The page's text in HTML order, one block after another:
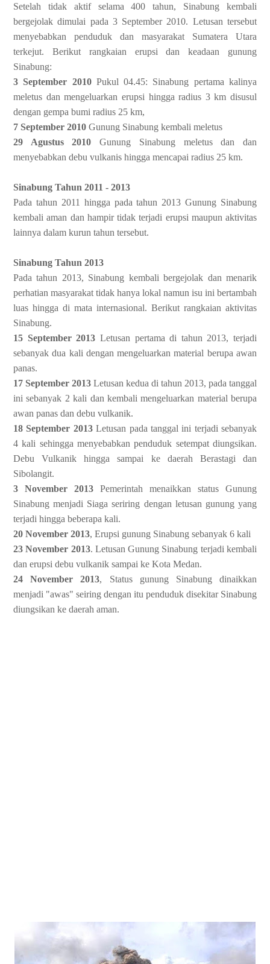
Setelah tidak aktif selama 400 tahun, Sinabung kembali
bergejolak dimulai pada 3 September 2010. Letusan tersebut
menyebabkan penduduk dan masyarakat Sumatera Utara
terkejut. Berikut rangkaian erupsi dan keadaan gunung
Sinabung:
3 September 2010Pukul 04.45: Sinabung pertama kalinya
meletus dan mengeluarkan erupsi hingga radius 3 km disusul
dengan gempa bumi radius 25 km,
7 September 2010 Gunung Sinabung kembali meletus
29 Agustus 2010Gunung Sinabung meletus dan dan
menyebabkan debu vulkanis hingga mencapai radius 25 km.
Sinabung Tahun 2011 - 2013
Pada tahun 2011 hingga pada tahun 2013 Gunung Sinabung
kembali aman dan hampir tidak terjadi erupsi maupun aktivitas
lainnya dalam kurun tahun tersebut.
Sinabung Tahun 2013
Pada tahun 2013, Sinabung kembali bergejolak dan menarik
perhatian masyarakat tidak hanya lokal namun isu ini bertambah
luas hingga di mata internasional. Berikut rangkaian aktivitas
Sinabung.
15 September 2013 Letusan pertama di tahun 2013, terjadi
sebanyak dua kali dengan mengeluarkan material berupa awan
panas.
17 September 2013 Letusan kedua di tahun 2013, pada tanggal
ini sebanyak 2 kali dan kembali mengeluarkan material berupa
awan panas dan debu vulkanik.
18 September 2013Letusan pada tanggal ini terjadi sebanyak
4 kali sehingga menyebabkan penduduk setempat diungsikan.
Debu Vulkanik hingga sampai ke daerah Berastagi dan
Sibolangit.
3 November 2013 Pemerintah menaikkan status Gunung
Sinabung menjadi Siaga seriring dengan letusan gunung yang
terjadi hingga beberapa kali.
20 November 2013, Erupsi gunung Sinabung sebanyak 6 kali
23 November 2013. Letusan Gunung Sinabung terjadi kembali
dan erupsi debu vulkanik sampai ke Kota Medan.
24 November 2013, Status gunung Sinabung dinaikkan
menjadi "awas" seiring dengan itu penduduk disekitar Sinabung
diungsikan ke daerah aman.